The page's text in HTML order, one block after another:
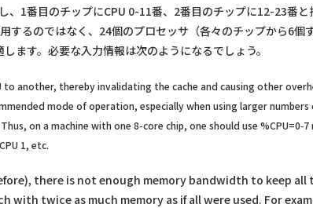
、1番目のチップにCPU 0-11番、2番目のチップに12-23番
するのではなく、24個のプロセッサ（各々のチップから6個
ます。必要な入力情報は次のようになるでしょう。
another, thereby invalidating the cache and causing other
mode of operation, especially when using larger numbers
on a machine with one 8-core chip, one should use
1, etc.
there is not enough memory bandwidth to keep all
with twice as much memory as if all were used. For